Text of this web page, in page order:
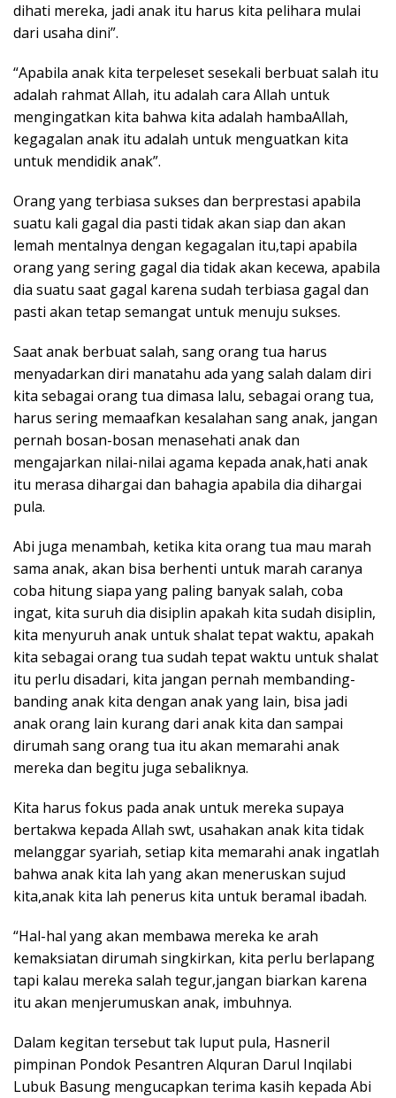
dihati mereka, jadi anak itu harus kita pelihara mulai
dari usaha dini”.
“Apabila anak kita terpeleset sesekali berbuat salah itu
adalah rahmat Allah, itu adalah cara Allah untuk
mengingatkan kita bahwa kita adalah hambaAllah,
kegagalan anak itu adalah untuk menguatkan kita
untuk mendidik anak”.
Orang yang terbiasa sukses dan berprestasi apabila
suatu kali gagal dia pasti tidak akan siap dan akan
lemah mentalnya dengan kegagalan itu,tapi apabila
orang yang sering gagal dia tidak akan kecewa, apabila
dia suatu saat gagal karena sudah terbiasa gagal dan
pasti akan tetap semangat untuk menuju sukses.
Saat anak berbuat salah, sang orang tua harus
menyadarkan diri manatahu ada yang salah dalam diri
kita sebagai orang tua dimasa lalu, sebagai orang tua,
harus sering memaafkan kesalahan sang anak, jangan
pernah bosan-bosan menasehati anak dan
mengajarkan nilai-nilai agama kepada anak,hati anak
itu merasa dihargai dan bahagia apabila dia dihargai
pula.
Abi juga menambah, ketika kita orang tua mau marah
sama anak, akan bisa berhenti untuk marah caranya
coba hitung siapa yang paling banyak salah, coba
ingat, kita suruh dia disiplin apakah kita sudah disiplin,
kita menyuruh anak untuk shalat tepat waktu, apakah
kita sebagai orang tua sudah tepat waktu untuk shalat
itu perlu disadari, kita jangan pernah membanding-
banding anak kita dengan anak yang lain, bisa jadi
anak orang lain kurang dari anak kita dan sampai
dirumah sang orang tua itu akan memarahi anak
mereka dan begitu juga sebaliknya.
Kita harus fokus pada anak untuk mereka supaya
bertakwa kepada Allah swt, usahakan anak kita tidak
melanggar syariah, setiap kita memarahi anak ingatlah
bahwa anak kita lah yang akan meneruskan sujud
kita,anak kita lah penerus kita untuk beramal ibadah.
“Hal-hal yang akan membawa mereka ke arah
kemaksiatan dirumah singkirkan, kita perlu berlapang
tapi kalau mereka salah tegur,jangan biarkan karena
itu akan menjerumuskan anak, imbuhnya.
Dalam kegitan tersebut tak luput pula, Hasneril
pimpinan Pondok Pesantren Alquran Darul Inqilabi
Lubuk Basung mengucapkan terima kasih kepada Abi